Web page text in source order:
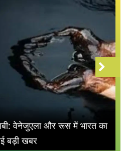
बृजभूषण शरण सिंह की गोंडा रैली:
का काफिला और 3 लाख समर्थक